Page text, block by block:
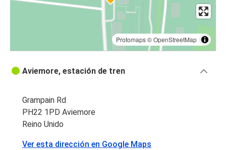
Protomaps©OpenStreetMap
Aviemore, estación de tren
Grampain Rd
PH22 1PD Aviemore
Reino Unido
Ver esta dirección en Google Maps